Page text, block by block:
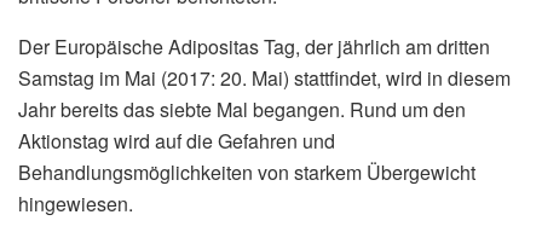
Der Europäische Adipositas Tag, der jährlich am dritten
Samstag im Mai (2017: 20. Mai) stattfindet, wird in diesem
Jahr bereits das siebte Mal begangen. Rund um den
Aktionstag wird auf die Gefahren und
Behandlungsmöglichkeiten von starkem Übergewicht
hingewiesen.